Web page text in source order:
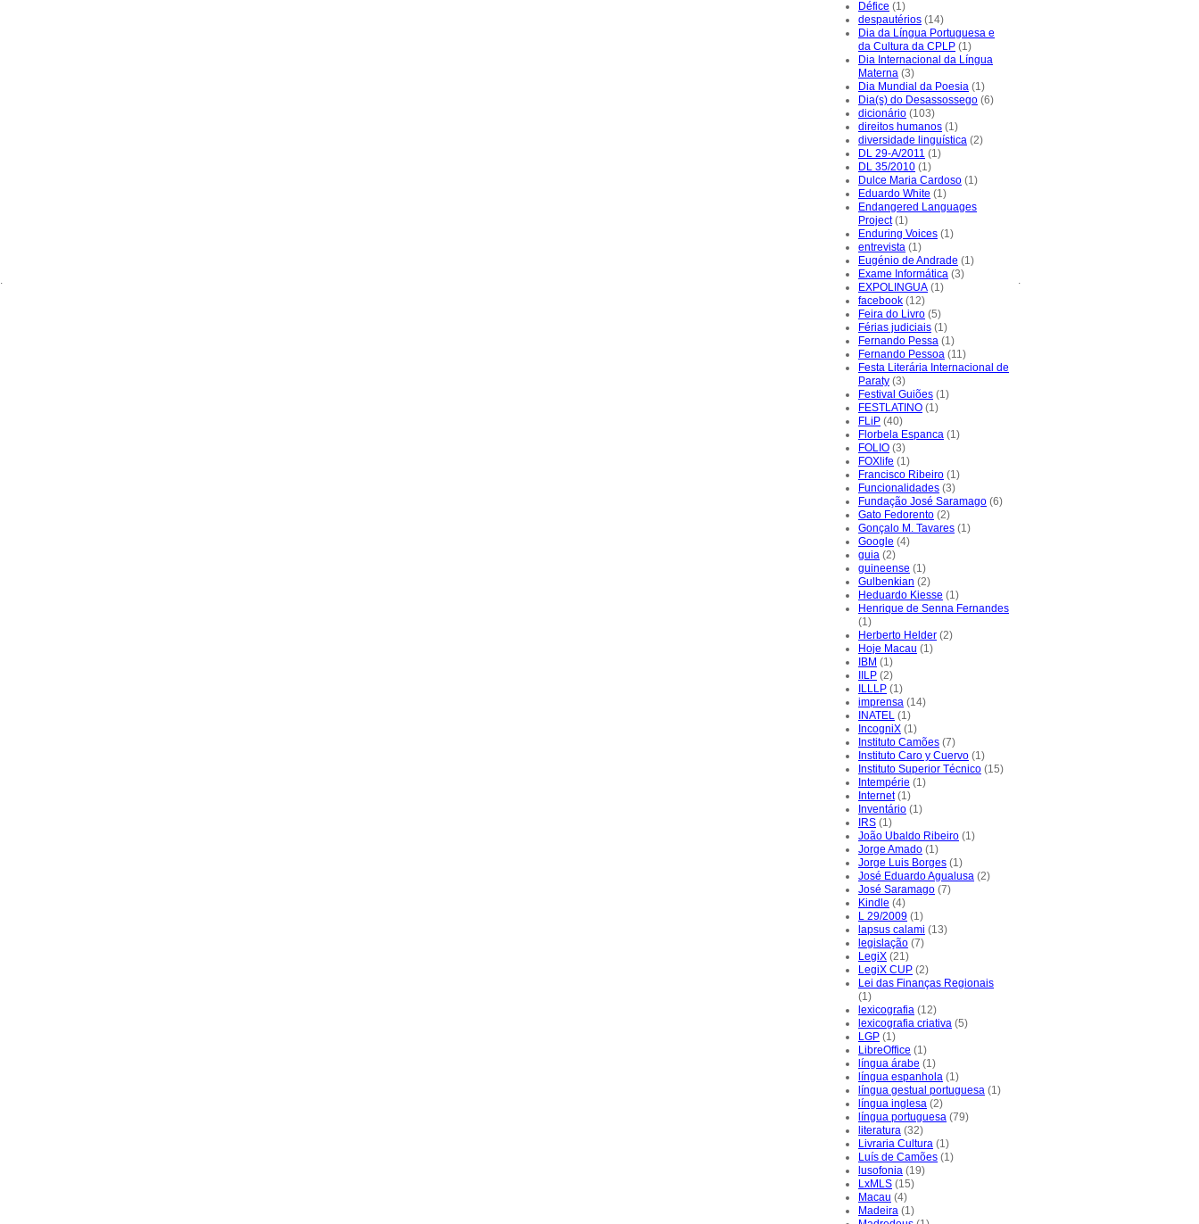
.
Défice (1)
despautérios (14)
Dia da Língua Portuguesa e
da Cultura da CPLP (1)
Dia Internacional da Língua
Materna (3)
Dia Mundial da Poesia (1)
Dia(s) do Desassossego (6)
dicionário (103)
direitos humanos (1)
diversidade linguística (2)
DL 29-A/2011 (1)
DL 35/2010 (1)
Dulce Maria Cardoso (1)
Eduardo White (1)
Endangered Languages
Project (1)
Enduring Voices (1)
entrevista (1)
Eugénio de Andrade (1)
Exame Informática (3)
EXPOLINGUA (1)
facebook (12)
Feira do Livro (5)
Férias judiciais (1)
Fernando Pessa (1)
Fernando Pessoa (11)
Festa Literária Internacional de
Paraty (3)
Festival Guiões (1)
FESTLATINO (1)
FLiP (40)
Florbela Espanca (1)
FOLIO (3)
FOXlife (1)
Francisco Ribeiro (1)
Funcionalidades (3)
Fundação José Saramago (6)
Gato Fedorento (2)
Gonçalo M. Tavares (1)
Google (4)
guia (2)
guineense (1)
Gulbenkian (2)
Heduardo Kiesse (1)
Henrique de Senna Fernandes
(1)
Herberto Helder (2)
Hoje Macau (1)
IBM (1)
IILP (2)
ILLLP (1)
imprensa (14)
INATEL (1)
IncogniX (1)
Instituto Camões (7)
Instituto Caro y Cuervo (1)
Instituto Superior Técnico (15)
Intempérie (1)
Internet (1)
Inventário (1)
IRS (1)
João Ubaldo Ribeiro (1)
Jorge Amado (1)
Jorge Luis Borges (1)
José Eduardo Agualusa (2)
José Saramago (7)
Kindle (4)
L 29/2009 (1)
lapsus calami (13)
legislação (7)
LegiX (21)
LegiX CUP (2)
Lei das Finanças Regionais
(1)
lexicografia (12)
lexicografia criativa (5)
LGP (1)
LibreOffice (1)
língua árabe (1)
língua espanhola (1)
língua gestual portuguesa (1)
língua inglesa (2)
língua portuguesa (79)
literatura (32)
Livraria Cultura (1)
Luís de Camões (1)
lusofonia (19)
LxMLS (15)
Macau (4)
Madeira (1)
.